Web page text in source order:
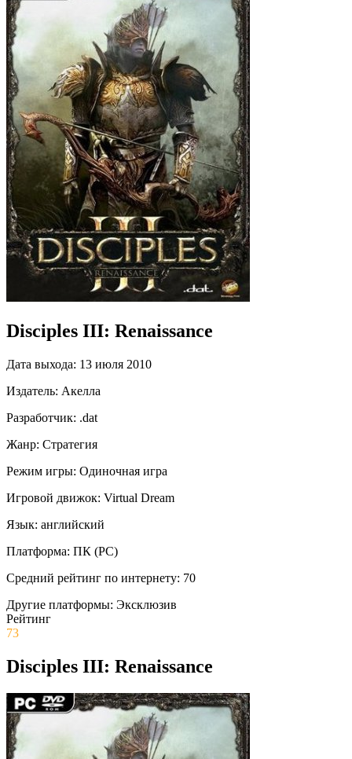
Disciples III: Renaissance
Дата выхода: 13 июля 2010
Издатель: Акелла
Разработчик: .dat
Жанр: Стратегия
Режим игры: Одиночная игра
Игровой движок: Virtual Dream
Язык: английский
Платформа: ПК (PC)
Средний рейтинг по интернету: 70
Другие платформы: Эксклюзив
Рейтинг
73
Disciples III: Renaissance